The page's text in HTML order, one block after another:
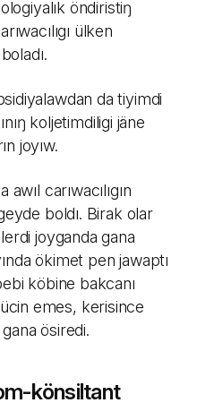
öndiristiŋ
ülken
da tiyimdi
koljetimdiligi jäne
joyıw.
carıwacılıgın
boldı. Birak olar
joyganda gana
ökimet pen jawaptı
köbine bakcanı
emes, kerisince
ösiredi.
könsiltant